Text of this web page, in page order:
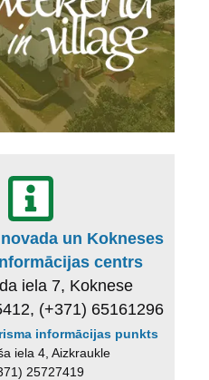
un Kokneses
centrs
iela 7, Koknese
(+371) 65161296
informācijas punkts
iela 4, Aizkraukle
25727419